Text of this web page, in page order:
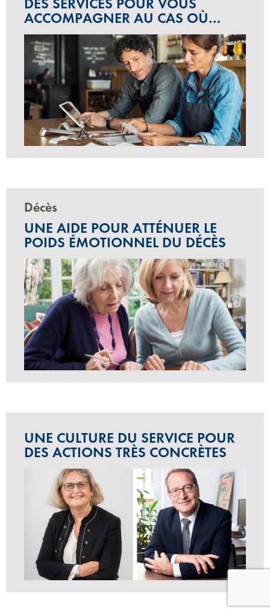
DES SERVICES POUR VOUS
ACCOMPAGNER AU CAS OÙ…
Décès
UNE AIDE POUR ATTÉNUER LE
POIDS ÉMOTIONNEL DU DÉCÈS
UNE CULTURE DU SERVICE POUR
DES ACTIONS TRÈS CONCRÈTES